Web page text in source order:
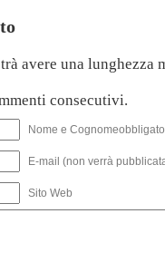
avere una lunghezza
consecutivi.
Nome e
E-mail (non verrà
Sito Web